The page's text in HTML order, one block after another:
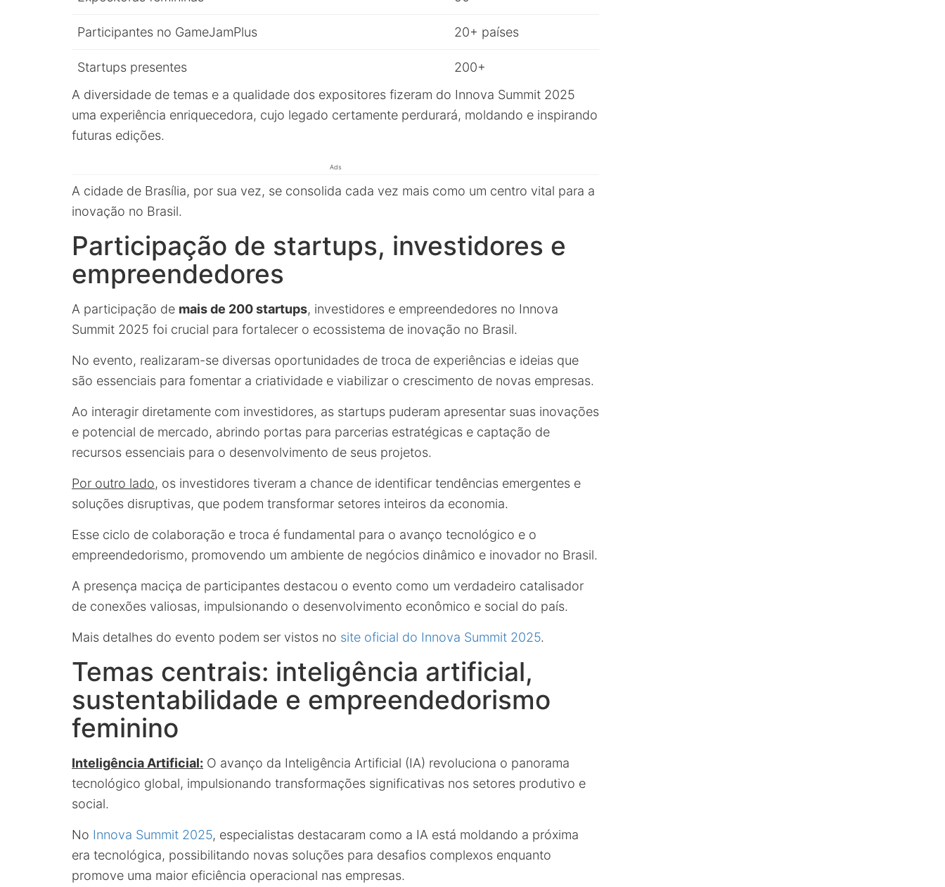
Participantes no GameJamPlus 20+ países
Startups presentes
200+
A diversidade de temas e a qualidade dos expositores fizeram do Innova Summit 2025
uma experiência enriquecedora, cujo legado certamente perdurará, moldando e inspirando
futuras edições.
Ads
A cidade de Brasília, por sua vez, se consolida cada vez mais como um centro vital para a
inovação no Brasil.
Participação de startups, investidores e
empreendedores
A participação de mais de 200 startups, investidores e empreendedores no Innova
Summit 2025 foi crucial para fortalecer o ecossistema de inovação no Brasil.
No evento, realizaram-se diversas oportunidades de troca de experiências e ideias que
são essenciais para fomentar a criatividade e viabilizar o crescimento de novas empresas.
Ao interagir diretamente com investidores, as startups puderam apresentar suas inovações
e potencial de mercado, abrindo portas para parcerias estratégicas e captação de
recursos essenciais para o desenvolvimento de seus projetos.
Por outro lado, os investidores tiveram a chance de identificar tendências emergentes e
soluções disruptivas, que podem transformar setores inteiros da economia.
Esse ciclo de colaboração e troca é fundamental para o avanço tecnológico e o
empreendedorismo, promovendo um ambiente de negócios dinâmico e inovador no Brasil.
A presença maciça de participantes destacou o evento como um verdadeiro catalisador
de conexões valiosas, impulsionando o desenvolvimento econômico e social do país.
Mais detalhes do evento podem ser vistos no site oficial do Innova Summit 2025.
Temas centrais: inteligência artificial,
sustentabilidade e empreendedorismo
feminino
Inteligência Artificial: O avanço da Inteligência Artificial (IA) revoluciona o panorama
tecnológico global, impulsionando transformações significativas nos setores produtivo e
social.
No Innova Summit 2025, especialistas destacaram como a IA está moldando a próxima
era tecnológica, possibilitando novas soluções para desafios complexos enquanto
promove uma maior eficiência operacional nas empresas.